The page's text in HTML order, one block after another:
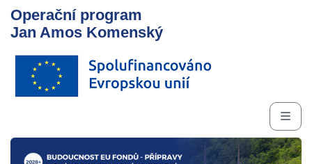
Operační program
Jan Amos Komenský